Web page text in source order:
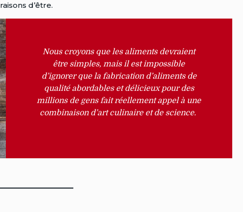
d’être.
Nous croyons que les aliments devraient
être simples, mais il est impossible
d’ignorer que la fabrication d’aliments de
qualité abordables et délicieux pour des
millions de gens fait réellement appel à une
combinaison d’art culinaire et de science.